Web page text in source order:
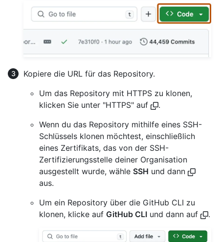
Kopiere die URL für das Repository.
Um das Repository mit HTTPS zu klonen,
klicken Sie unter "HTTPS" auf
.
Wenn du das Repository mithilfe eines SSH-
Schlüssels klonen möchtest, einschließlich
eines Zertifikats, das von der SSH-
Zertifizierungsstelle deiner Organisation
ausgestellt wurde, wähle SSH und dann
aus.
Um ein Repository über die GitHub CLI zu
klonen, klicke auf GitHub CLI und dann auf .